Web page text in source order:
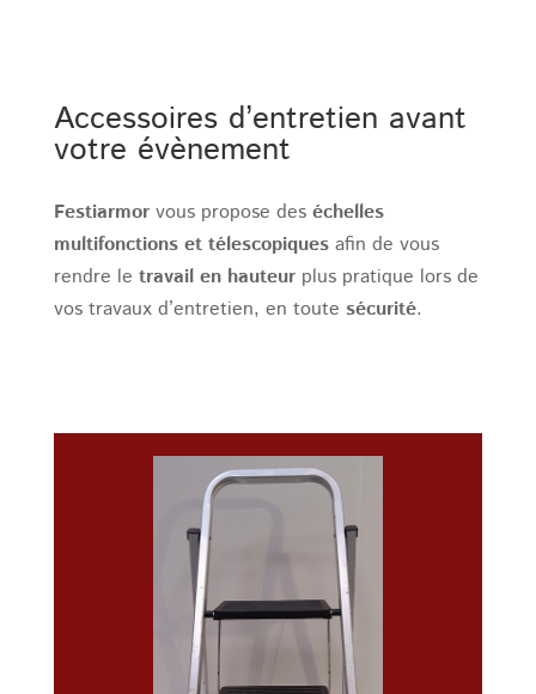
Accessoires d’entretien avant
votre évènement
Festiarmorvous propose des échelles
multifonctions et télescopiquesafin de vous
rendre le travail en hauteurplus pratique lors de
vos travaux d’entretien, en toute sécurité.